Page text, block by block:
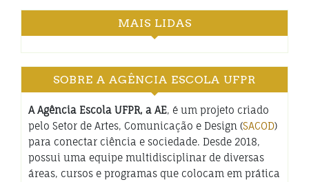
MAIS LIDAS
SOBRE A AGÊNCIA ESCOLA UFPR
A Agência Escola UFPR, a AE, é um projeto criado
pelo Setor de Artes, Comunicação e Design (SACOD)
para conectar ciência e sociedade. Desde 2018,
possui uma equipe multidisciplinar de diversas
áreas, cursos e programas que colocam em prática